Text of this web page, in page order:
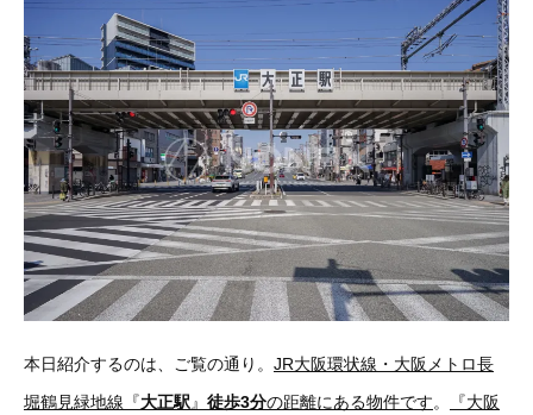
本日紹介するのは、ご覧の通り。 JR大阪環状線・大阪メトロ長
堀鶴見緑地線『大正駅』 徒歩3分の距離にある物件です。
『大阪